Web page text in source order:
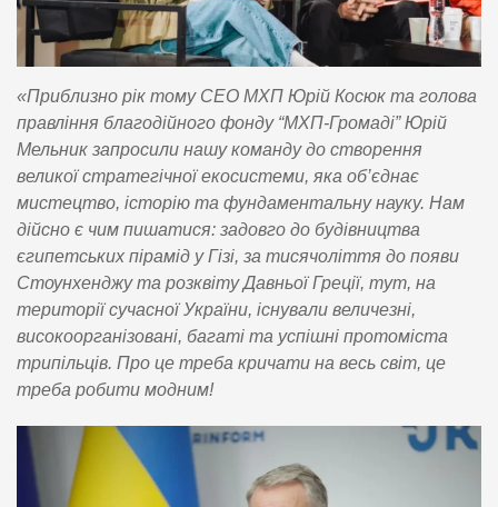
«Приблизно рік тому СЕО МХП Юрій Косюк та голова
правління благодійного фонду “МХП-Громаді” Юрій
Мельник запросили нашу команду до створення
великої стратегічної екосистеми, яка об’єднає
мистецтво, історію та фундаментальну науку. Нам
дійсно є чим пишатися: задовго до будівництва
єгипетських пірамід у Гізі, за тисячоліття до появи
Стоунхенджу та розквіту Давньої Греції, тут, на
території сучасної України, існували величезні,
високоорганізовані, багаті та успішні протоміста
трипільців. Про це треба кричати на весь світ, це
треба робити модним!